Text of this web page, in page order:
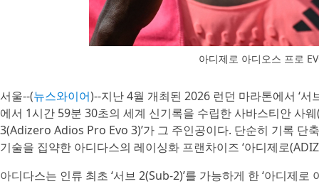
아디제로 아디오스 프로
서울--(뉴스와이어)--지난 4월 개최된 2026 런던 마라톤에서 ‘
에서 1시간 59분 30초의 세계 신기록을 수립한 사바스티안 사
3(Adizero Adios Pro Evo 3)’가 그 주인공이다. 단순히 기록 단
기술을 집약한 아디다스의 레이싱화 프랜차이즈 ‘아디제로
아디다스는 인류 최초 ‘서브 2(Sub-2)’를 가능하게 한 ‘아디제